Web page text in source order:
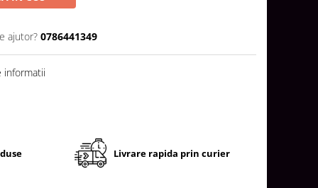
ajutor? 0786441349
informatii
Livrare rapida prin curier